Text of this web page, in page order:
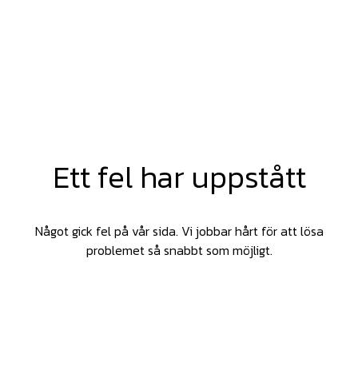
Ett fel har uppstått
Något gick fel på vår sida. Vi jobbar hårt för att lösa
problemet så snabbt som möjligt.